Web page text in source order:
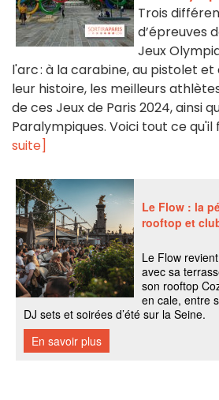
Trois
d’épreuves
Jeux
l'arc : à la carabine, au pistolet et
leur histoire, les meilleurs
de ces Jeux de Paris 2024, ainsi
Paralympiques. Voici tout ce qu'il
suite]